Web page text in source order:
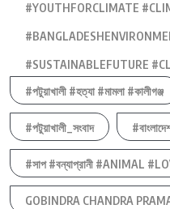
#YOUTHFORCLIMATE
#SUSTAINABLEFUTURE
#পটুয়াখালী #হত্যা #মামলা #কালীগঞ্জ
#পটুয়াখালী_সংবাদ
#সাপ #বন্যাপ্রানী #ANIMAL
GOBINDRA CHANDRA